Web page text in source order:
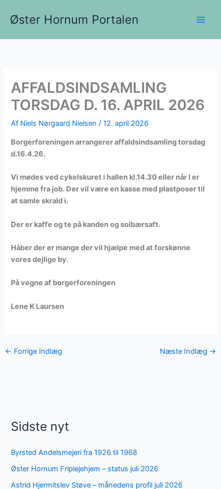
Øster Hornum Portalen
AFFALDSINDSAMLING
TORSDAG D. 16. APRIL 2026
Af Niels Nørgaard Nielsen/12. april 2026
Borgerforeningen arrangerer affaldsindsamling torsdag
d.16.4.26.
Vi mødes ved cykelskuret i hallen kl.14.30 eller når I er
hjemme fra job. Der vil være en kasse med plastposer til
at samle skrald i.
Der er kaffe og te på kanden og solbærsaft.
Håber der er mange der vil hjælpe med at forskønne
vores dejlige by.
På vegne af borgerforeningen
Lene K Laursen
← Forrige Indlæg Næste Indlæg →
Sidste nyt
Byrsted Andelsmejeri fra 1926 til 1968
Øster Hornum Friplejehjem – status juli 2026
Astrid Hjermitslev Støve – månedens profil juli 2026